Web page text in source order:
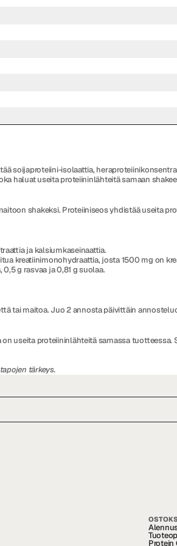
soijaproteiini-isolaattia,
haluat useita proteiininlähteitä samaan
shakeksi. Proteiiniseos yhdistää useita
ja kalsiumkaseinaattia.
kreatiinimonohydraattia, josta 1500 mg on
0,5 g rasvaa ja 0,81 g suolaa.
tai maitoa. Juo 2 annosta päivittäin
useita proteiininlähteitä samassa
tärkeys.
Protein